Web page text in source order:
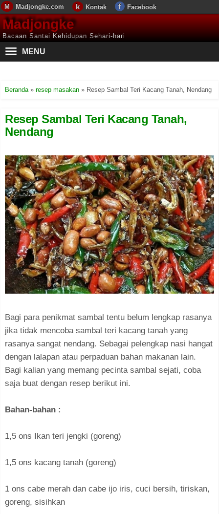
Madjongke.com Kontak Facebook
Madjongke
Bacaan Santai Kehidupan Sehari-hari
MENU
Beranda» resep masakan » Resep Sambal Teri Kacang Tanah, Nendang
Resep Sambal Teri Kacang Tanah,
Nendang
Bagi para penikmat sambal tentu belum lengkap rasanya
jika tidak mencoba sambal teri kacang tanah yang
rasanya sangat nendang. Sebagai pelengkap nasi hangat
dengan lalapan atau perpaduan bahan makanan lain.
Bagi kalian yang memang pecinta sambal sejati, coba
saja buat dengan resep berikut ini.
Bahan-bahan :⁣
1,5 ons Ikan teri jengki (goreng)⁣
1,5 ons kacang tanah (goreng)⁣
1 ons cabe merah dan cabe ijo iris, cuci bersih, tiriskan,
goreng, sisihkan⁣